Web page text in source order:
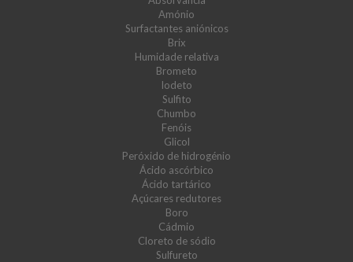
Amónio
Surfactantes aniónicos
Brix
Humidade relativa
Brometo
Iodeto
Sulfito
Chumbo
Fenóis
Glicol
Peróxido de hidrogénio
Ácido ascórbico
Ácido tartárico
Açúcares redutores
Boro
Cádmio
Cloreto de sódio
Sulfureto